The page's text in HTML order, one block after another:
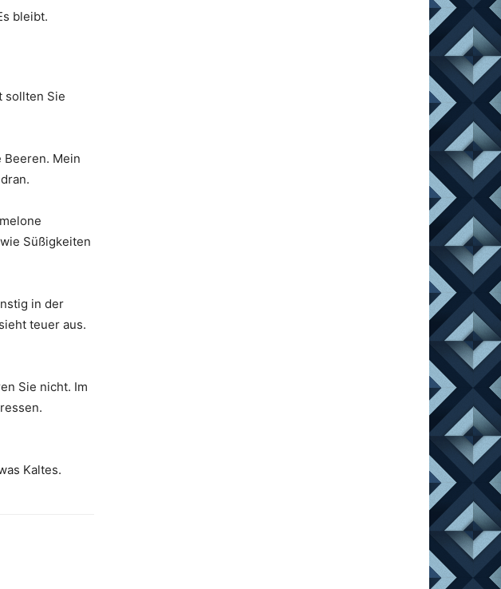
bleibt.
sollten Sie
Beeren. Mein
Süßigkeiten
in der
teuer aus.
Sie nicht. Im
Kaltes.